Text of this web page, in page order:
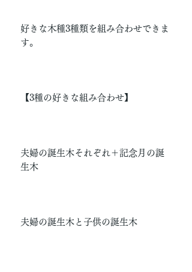
好きな木種3種類を組み合わせできま
す。
【3種の好きな組み合わせ】
夫婦の誕生木それぞれ＋記念月の誕
生木
夫婦の誕生木と子供の誕生木